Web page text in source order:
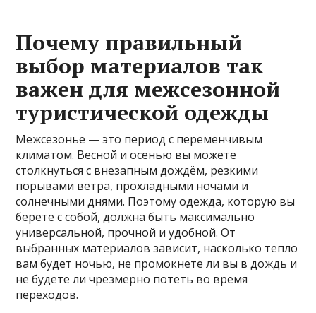
Почему правильный
выбор материалов так
важен для межсезонной
туристической одежды
Межсезонье — это период с переменчивым
климатом. Весной и осенью вы можете
столкнуться с внезапным дождём, резкими
порывами ветра, прохладными ночами и
солнечными днями. Поэтому одежда, которую вы
берёте с собой, должна быть максимально
универсальной, прочной и удобной. От
выбранных материалов зависит, насколько тепло
вам будет ночью, не промокнете ли вы в дождь и
не будете ли чрезмерно потеть во время
переходов.